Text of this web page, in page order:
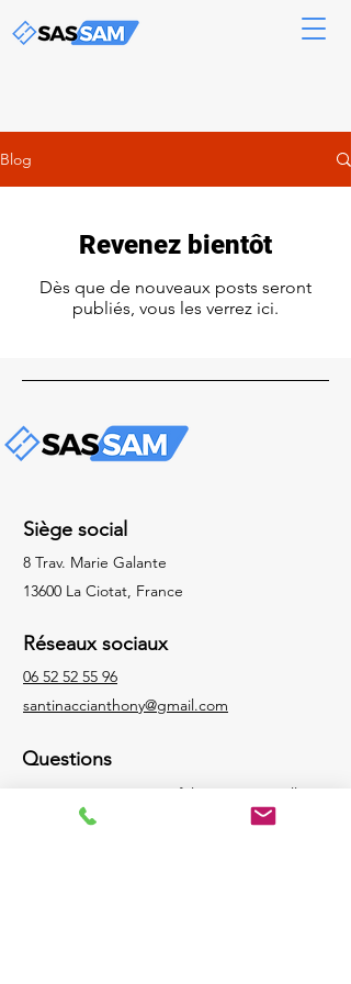
Blog
Revenez bientôt
Dès que de nouveaux posts seront
publiés, vous les verrez ici.
Siège social
8 Trav. Marie Galante
13600 La Ciotat, France
Réseaux sociaux
06 52 52 55 96
santinaccianthony@gmail.com
Questions
Pour vos questions ou félicitations, veuillez
appeler le :